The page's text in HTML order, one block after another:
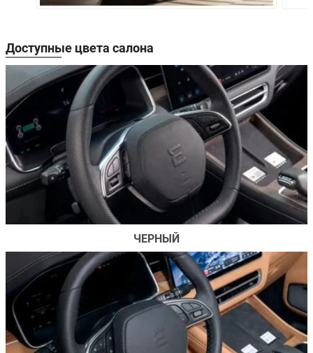
Передняя
Независимая,
Задняя подвеска:
Независимая,
пружинная
Передние
тормоза:
Дисковые
вентилируемые
Дисковые
Задние тормоза:
Дисковые
вентилируемые
Дисковые
Производство: Липецкая область
Гарантия: 3 года или 100000 км
Доступные цвета салона
ЧЕРНЫЙ